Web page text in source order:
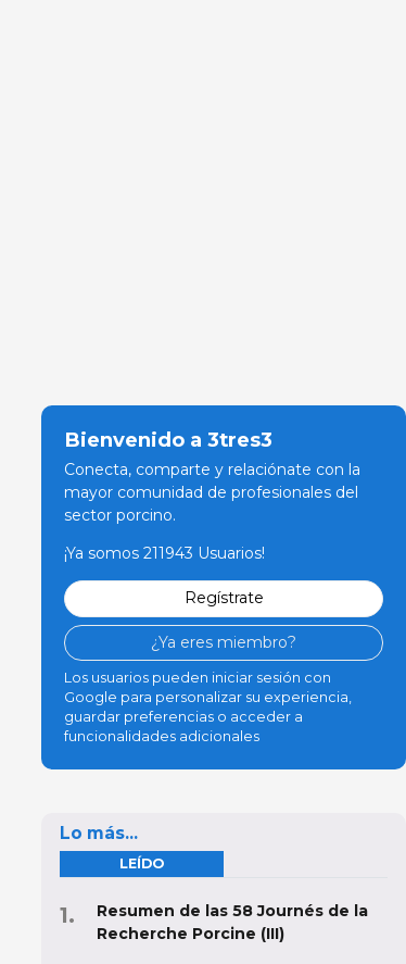
Bienvenido a 3tres3
Conecta, comparte y relaciónate con la
mayor comunidad de profesionales del
sector porcino.
¡Ya somos 211943 Usuarios!
Regístrate
¿Ya eres miembro?
Los usuarios pueden iniciar sesión con
Google para personalizar su experiencia,
guardar preferencias o acceder a
funcionalidades adicionales
Lo más...
LEÍDO
Resumen de las 58 Journés de la
Recherche Porcine (III)